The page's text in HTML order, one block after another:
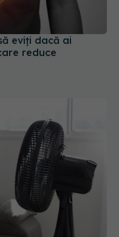
eviți dacă ai
reduce